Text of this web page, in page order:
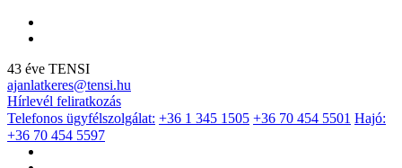
43 éve TENSI
ajanlatkeres@tensi.hu
Hírlevél feliratkozás
Telefonos ügyfélszolgálat: +36 1 345 1505 +36 70 454 5501 Hajó:
+36 70 454 5597